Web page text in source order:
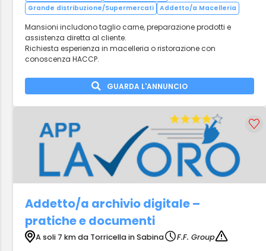
Grande distribuzione/Supermercati
Addetto/a Macelleria
Mansioni includono taglio carne, preparazione prodotti e
assistenza diretta al cliente.
Richiesta esperienza in macelleria o ristorazione con
conoscenza HACCP.
GUARDA L'ANNUNCIO
Addetto/a archivio digitale –
pratiche e documenti
A soli 7 km da Torricella in Sabina
F.F. Group